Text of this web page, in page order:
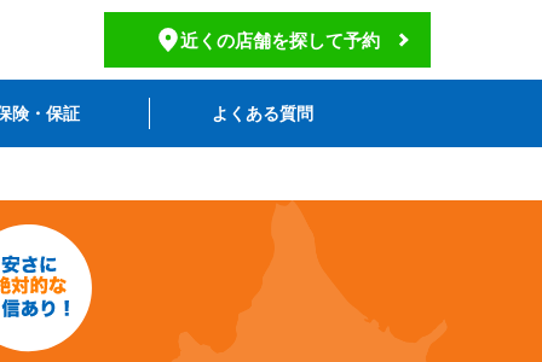
近くの店舗を探して予約
険・保証 よくある質問